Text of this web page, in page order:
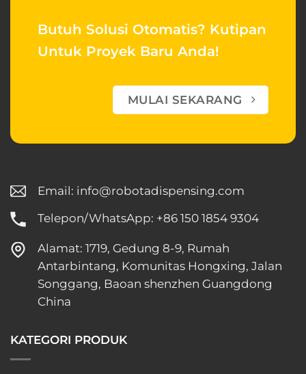
Butuh Solusi Otomatis? Kutipan
Untuk Proyek Baru Anda!
MULAI SEKARANG
Email: info@robotadispensing.com
Telepon/WhatsApp: +86 150 1854 9304
Alamat: 1719, Gedung 8-9, Rumah
Antarbintang, Komunitas Hongxing, Jalan
Songgang, Baoan shenzhen Guangdong
China
KATEGORI PRODUK